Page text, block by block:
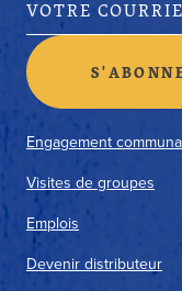
Engagement
Visites de groupes
Emplois
Devenir distributeur